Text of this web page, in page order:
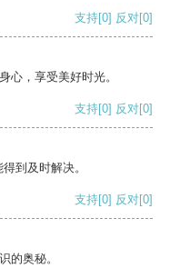
支持[0] 反对[0]
心，享受美好时光。
支持[0] 反对[0]
到及时解决。
支持[0] 反对[0]
的奥秘。